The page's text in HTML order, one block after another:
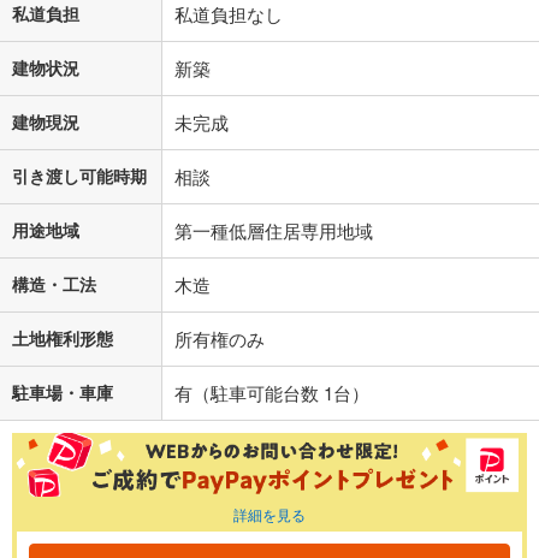
私道負担 私道負担なし
建物状況 新築
建物現況 未完成
引き渡し可能時期 相談
用途地域 第一種低層住居専用地域
構造・工法 木造
土地権利形態 所有権のみ
駐車場・車庫 有（駐車可能台数 1台）
詳細を見る